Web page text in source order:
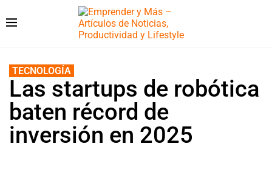
TECNOLOGÍA
Las startups de robótica
baten récord de
inversión en 2025